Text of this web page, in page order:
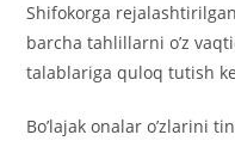
Shifokorga
barcha tahlillarni o’z
talablariga quloq tutish
Bo’lajak onalar o’zlarini